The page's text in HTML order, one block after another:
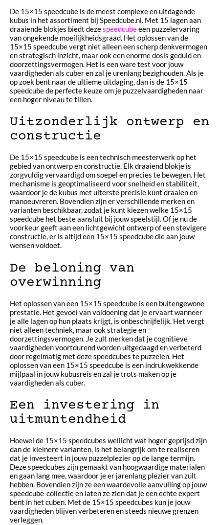
De 15×15 speedcube is de meest complexe en uitdagende
kubus in het assortiment bij Speedcube.nl. Met 15 lagen aan
draaiende blokjes biedt dezespeedcubeeen puzzelervaring
van ongekende moeilijkheidsgraad. Het oplossen van de
15×15 speedcube vergt niet alleen een scherp denkvermogen
en strategisch inzicht, maar ook een enorme dosis geduld en
doorzettingsvermogen. Het is een ware test voor jouw
vaardigheden als cuber en zal je urenlang bezighouden. Als je
op zoek bent naar de ultieme uitdaging, dan is de 15×15
speedcube de perfecte keuze om je puzzelvaardigheden naar
een hoger niveau te tillen.
Uitzonderlijk ontwerp en
constructie
De 15×15 speedcube is een technisch meesterwerk op het
gebied van ontwerp en constructie. Elk draaiend blokje is
zorgvuldig vervaardigd om soepel en precies te bewegen. Het
mechanisme is geoptimaliseerd voor snelheid en stabiliteit,
waardoor je de kubus met uiterste precisie kunt draaien en
manoeuvreren. Bovendien zijn er verschillende merken en
varianten beschikbaar, zodat je kunt kiezen welke 15×15
speedcube het beste aansluit bij jouw speelstijl. Of je nu de
voorkeur geeft aan een lichtgewicht ontwerp of een stevigere
constructie, er is altijd een 15×15 speedcube die aan jouw
wensen voldoet.
De beloning van
overwinning
Het oplossen van een 15×15 speedcube is een buitengewone
prestatie. Het gevoel van voldoening dat je ervaart wanneer
je alle lagen op hun plaats krijgt, is onbeschrijfelijk. Het vergt
niet alleen techniek, maar ook strategie en
doorzettingsvermogen. Je zult merken dat je cognitieve
vaardigheden voortdurend worden uitgedaagd en verbeterd
door regelmatig met deze speedcubes te puzzelen. Het
oplossen van een 15×15 speedcube is een indrukwekkende
mijlpaal in jouw kubusreis en zal je trots maken op je
vaardigheden als cuber.
Een investering in
uitmuntendheid
Hoewel de 15×15 speedcubes wellicht wat hoger geprijsd zijn
dan de kleinere varianten, is het belangrijk om te realiseren
dat je investeert in jouw puzzelplezier op de lange termijn.
Deze speedcubes zijn gemaakt van hoogwaardige materialen
en gaan lang mee, waardoor je er jarenlang plezier van zult
hebben. Bovendien zijn ze een waardevolle aanvulling op jouw
speedcube-collectie en laten ze zien dat je een echte expert
bent in het cuben. Met de 15×15 speedcubes kun je jouw
vaardigheden blijven verbeteren en steeds nieuwe grenzen
verleggen.